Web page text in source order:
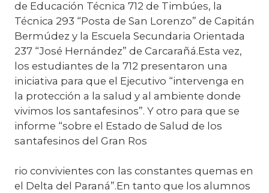
de Educación Técnica 712 de Timbúes, la
Técnica 293 “Posta de San Lorenzo” de Capitán
Bermúdez y la Escuela Secundaria Orientada
237 “José Hernández” de Carcarañá.Esta vez,
los estudiantes de la 712 presentaron una
iniciativa para que el Ejecutivo “intervenga en
la protección a la salud y al ambiente donde
vivimos los santafesinos”. Y otro para que se
informe “sobre el Estado de Salud de los
santafesinos del Gran Ros
rio convivientes con las constantes quemas en
el Delta del Paraná”.En tanto que los alumnos